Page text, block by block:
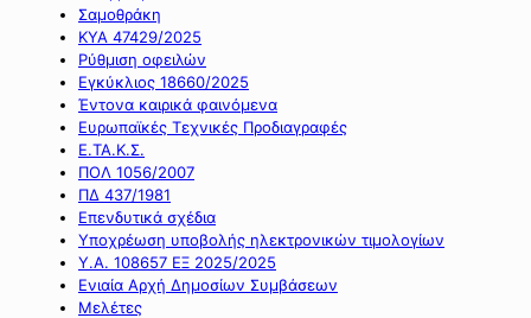
Σαμοθράκη
ΚΥΑ 47429/2025
Ρύθμιση οφειλών
Εγκύκλιος 18660/2025
Έντονα καιρικά φαινόμενα
Ευρωπαϊκές Τεχνικές Προδιαγραφές
Ε.ΤΑ.Κ.Σ.
ΠΟΛ 1056/2007
ΠΔ 437/1981
Επενδυτικά σχέδια
Υποχρέωση υποβολής ηλεκτρονικών τιμολογίων
Υ.Α. 108657 ΕΞ 2025/2025
Ενιαία Αρχή Δημοσίων Συμβάσεων
Μελέτες